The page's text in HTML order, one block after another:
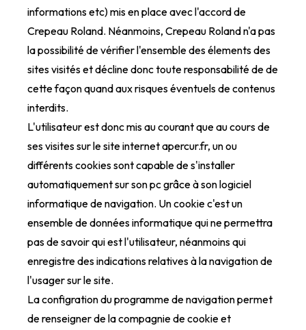
informations etc) mis en place avec l'accord de
Crepeau Roland. Néanmoins, Crepeau Roland n'a pas
la possibilité de vérifier l'ensemble des élements des
sites visités et décline donc toute responsabilité de de
cette façon quand aux risques éventuels de contenus
interdits.
L'utilisateur est donc mis au courant que au cours de
ses visites sur le site internet apercur.fr, un ou
différents cookies sont capable de s'installer
automatiquement sur son pc grâce à son logiciel
informatique de navigation. Un cookie c'est un
ensemble de données informatique qui ne permettra
pas de savoir qui est l'utilisateur, néanmoins qui
enregistre des indications relatives à la navigation de
l'usager sur le site.
La configration du programme de navigation permet
de renseigner de la compagnie de cookie et